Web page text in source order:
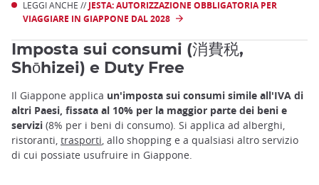
LEGGI ANCHE // JESTA: AUTORIZZAZIONE OBBLIGATORIA PER
VIAGGIARE IN GIAPPONE DAL 2028
Imposta sui consumi (消費税,
Shōhizei) e Duty Free
Il Giappone applica un'imposta sui consumi simile all'IVA di
altri Paesi, fissata al 10% per la maggior parte dei beni e
servizi (8% per i beni di consumo). Si applica ad alberghi,
ristoranti, trasporti, allo shopping e a qualsiasi altro servizio
di cui possiate usufruire in Giappone.